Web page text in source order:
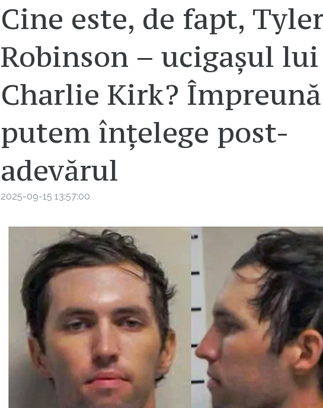
Cine este, de fapt,
Robinson – ucigașul lui
Charlie Kirk? Împreună
putem înțelege post-
adevărul
2025-09-15 13:57:00